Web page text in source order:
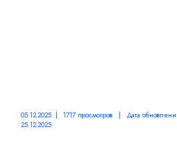
05.12.2025 | 1717 просмотров | Дата
25.12.2025